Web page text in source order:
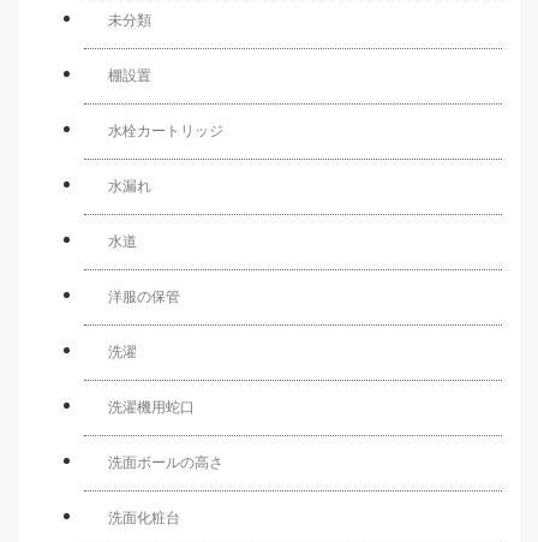
未分類
棚設置
水栓カートリッジ
水漏れ
水道
洋服の保管
洗濯
洗濯機用蛇口
洗面ボールの高さ
洗面化粧台